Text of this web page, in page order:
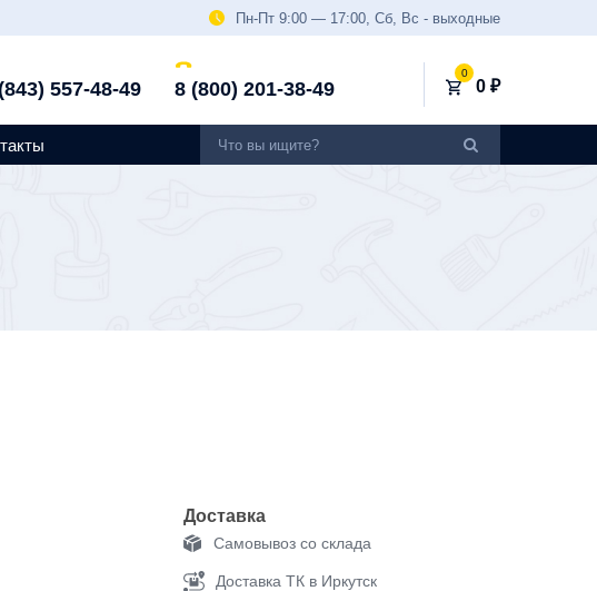
Пн-Пт 9:00 — 17:00, Сб, Вс - выходные
557-48-49 8 (800) 201-38-49
0
0 ₽
Доставка
Самовывоз со склада
Доставка ТК в Иркутск